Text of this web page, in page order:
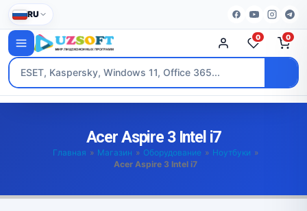
RU
0 0
Acer Aspire 3 Intel i7
Главная » Магазин » Оборудование » Ноутбуки »
Acer Aspire 3 Intel i7